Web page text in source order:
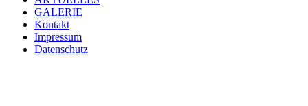
GALERIE
Kontakt
Impressum
Datenschutz